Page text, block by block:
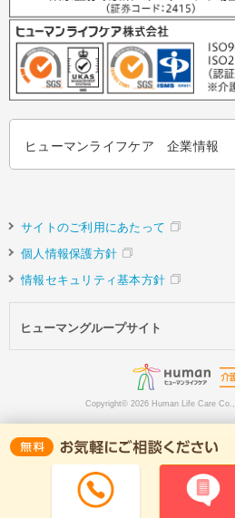
ヒューマンライフケア 企業情報
サイトのご利用にあたって
個人情報保護方針
情報セキュリティ基本方針
ヒューマングループサイト
Copyright© 2026 Human Life Care